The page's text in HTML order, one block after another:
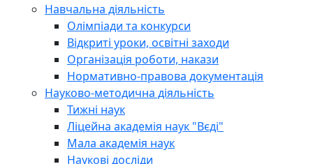
Навчальна діяльність
Олімпіади та конкурси
Відкриті уроки, освітні заходи
Організація роботи, накази
Нормативно-правова документація
Науково-методична діяльність
Тижні наук
Ліцейна академія наук "Вєді"
Мала академія наук
Наукові досліди